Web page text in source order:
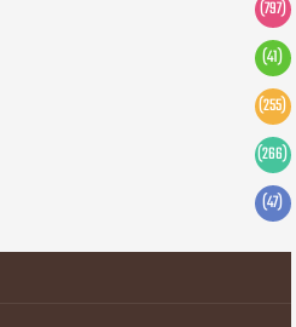
(797)
(41)
(255)
(266)
(47)